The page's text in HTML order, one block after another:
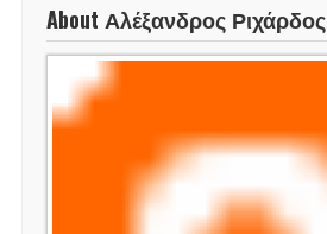
About Αλέξανδρος Ριχάρδος